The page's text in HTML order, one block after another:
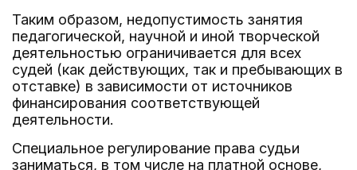
Таким образом, недопустимость занятия
педагогической, научной и иной творческой
деятельностью ограничивается для всех
судей (как действующих, так и пребывающих в
отставке) в зависимости от источников
финансирования соответствующей
деятельности.
Специальное регулирование права судьи
заниматься, в том числе на платной основе,